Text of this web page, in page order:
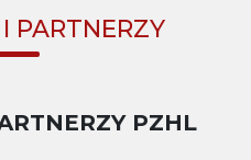
PARTNERZY
PZHL